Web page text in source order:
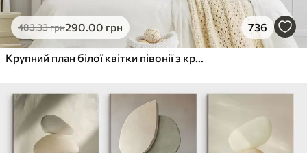
483.33грн290.00 грн 736
Крупний план білої квітки півонії з крапельками води на пелюстках на розмитому фоні